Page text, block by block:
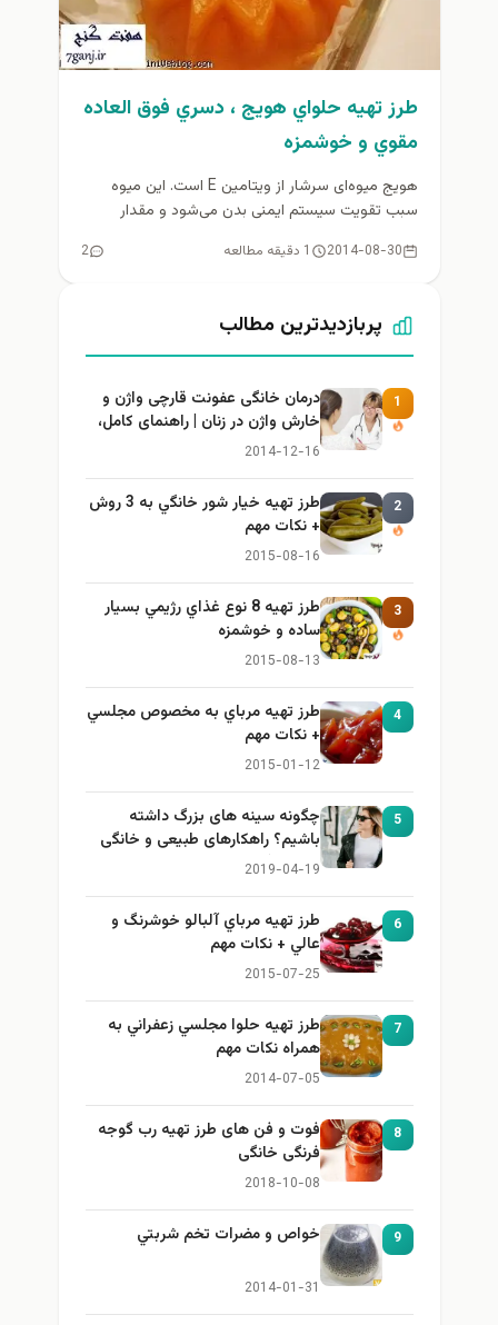
طرز تهيه حلواي هويج ، دسري فوق العاده
مقوي و خوشمزه
هویج میوه‌ای سرشار از ویتامین E است. این میوه
سبب تقویت سیستم ایمنی بدن می‌شود و مقدار
2014-08-30 1 دقیقه مطالعه 2
پربازدیدترین مطالب
1
درمان خانگی عفونت قارچی واژن و
خارش واژن در زنان | راهنمای کامل،
ایمن و کاربردی
2014-12-16
2
طرز تهيه خیار شور خانگي به 3 روش
+ نكات مهم
2015-08-16
3
طرز تهيه 8 نوع غذاي رژيمي بسيار
ساده و خوشمزه
2015-08-13
4
طرز تهيه مرباي به مخصوص مجلسي
+ نكات مهم
2015-01-12
5
چگونه سینه های بزرگ داشته
باشیم؟ راهکارهای طبیعی و خانگی
برای بزرگ کردن سینه
2019-04-19
6
طرز تهيه مرباي آلبالو خوشرنگ و
عالي + نكات مهم
2015-07-25
7
طرز تهيه حلوا مجلسي زعفراني به
همراه نكات مهم
2014-07-05
8
فوت و فن های طرز تهیه رب گوجه
فرنگی خانگی
2018-10-08
9 خواص و مضرات تخم شربتي
2014-01-31